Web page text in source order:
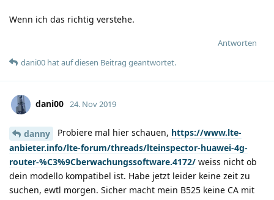
Wenn ich das richtig verstehe.
Antworten
dani00 hatauf diesen Beitrag geantwortet.
dani00 24. Nov 2019
danny Probiere mal hier schauen, https://www.lte-
anbieter.info/lte-forum/threads/lteinspector-huawei-4g-
router-%C3%9Cberwachungssoftware.4172/ weiss nicht ob
dein modello kompatibel ist. Habe jetzt leider keine zeit zu
suchen, ewtl morgen. Sicher macht mein B525 keine CA mit